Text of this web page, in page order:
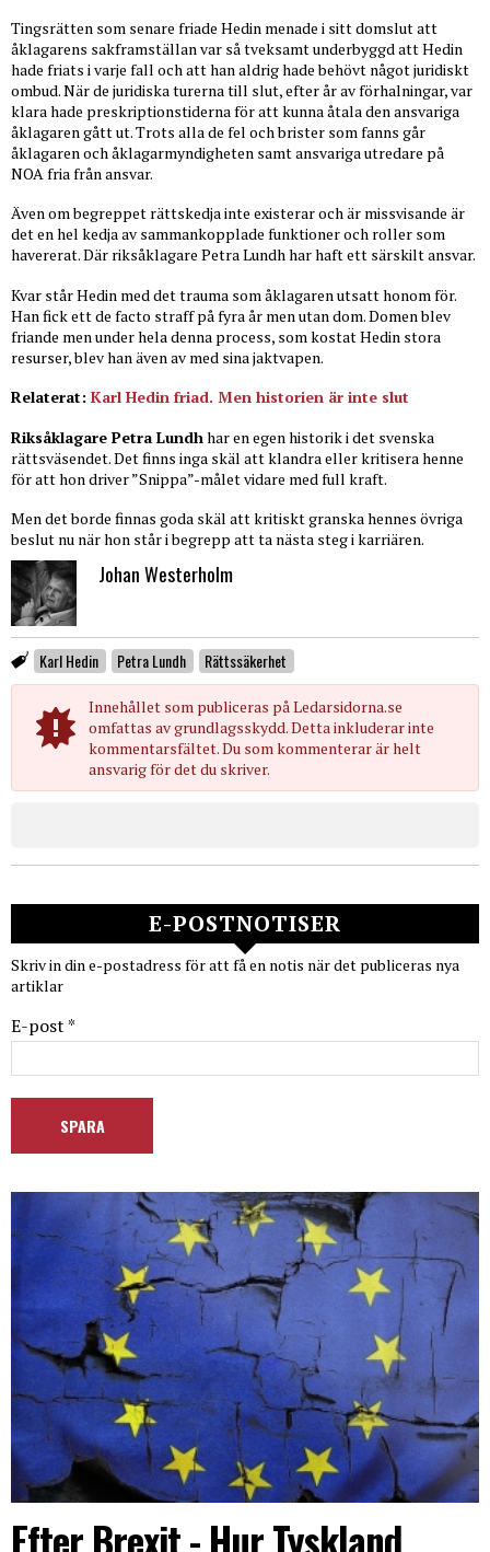
Tingsrätten som senare friade Hedin menade i sitt domslut att
åklagarens sakframställan var så tveksamt underbyggd att Hedin
hade friats i varje fall och att han aldrig hade behövt något juridiskt
ombud. När de juridiska turerna till slut, efter år av förhalningar, var
klara hade preskriptionstiderna för att kunna åtala den ansvariga
åklagaren gått ut. Trots alla de fel och brister som fanns går
åklagaren och åklagarmyndigheten samt ansvariga utredare på
NOA fria från ansvar.
Även om begreppet rättskedja inte existerar och är missvisande är
det en hel kedja av sammankopplade funktioner och roller som
havererat. Där riksåklagare Petra Lundh har haft ett särskilt ansvar.
Kvar står Hedin med det trauma som åklagaren utsatt honom för.
Han fick ett de facto straff på fyra år men utan dom. Domen blev
friande men under hela denna process, som kostat Hedin stora
resurser, blev han även av med sina jaktvapen.
Relaterat: Karl Hedin friad. Men historien är inte slut
Riksåklagare Petra Lundhhar en egen historik i det svenska
rättsväsendet. Det finns inga skäl att klandra eller kritisera henne
för att hon driver ”Snippa”-målet vidare med full kraft.
Men det borde finnas goda skäl att kritiskt granska hennes övriga
beslut nu när hon står i begrepp att ta nästa steg i karriären.
Johan Westerholm
Karl Hedin Petra Lundh Rättssäkerhet
Innehållet som publiceras på Ledarsidorna.se
omfattas av grundlagsskydd. Detta inkluderar inte
kommentarsfältet. Du som kommenterar är helt
ansvarig för det du skriver.
E-POSTNOTISER
Skriv in din e-postadress för att få en notis när det publiceras nya
artiklar
E-post *
Efter Brexit - Hur Tyskland